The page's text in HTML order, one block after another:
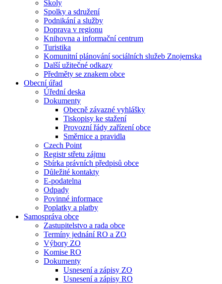
Školy
Spolky a sdružení
Podnikání a služby
Doprava v regionu
Knihovna a informační centrum
Turistika
Komunitní plánování sociálních služeb Znojemska
Další užitečné odkazy
Předměty se znakem obce
Obecní úřad
Úřední deska
Dokumenty
Obecně závazné vyhlášky
Tiskopisy ke stažení
Provozní řády zařízení obce
Směrnice a pravidla
Czech Point
Registr střetu zájmu
Sbírka právních předpisů obce
Důležité kontakty
E-podatelna
Odpady
Povinné informace
Poplatky a platby
Samospráva obce
Zastupitelstvo a rada obce
Termíny jednání RO a ZO
Výbory ZO
Komise RO
Dokumenty
Usnesení a zápisy ZO
Usnesení a zápisy RO